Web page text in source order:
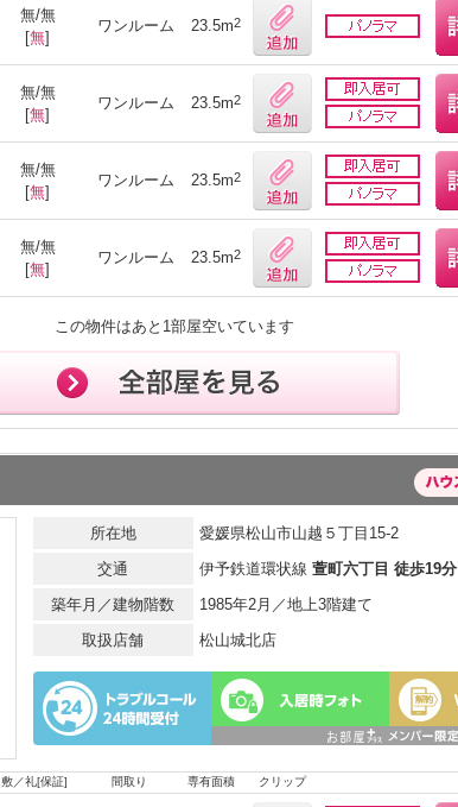
無/無
[無]
ワンルーム 23.5m2
無/無
[無]
ワンルーム 23.5m2
無/無
[無]
ワンルーム 23.5m2
無/無
[無]
ワンルーム 23.5m2
この物件はあと1部屋空いています
所在地
愛媛県松山市山越５丁目15-2
交通
伊予鉄道環状線 萱町六丁目 徒歩19分
築年月／建物階数
1985年2月／地上3階建て
取扱店舗
松山城北店
敷／礼[保証] 間取り 専有面積 クリップ